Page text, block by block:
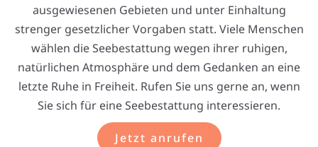
ausgewiesenen Gebieten und unter Einhaltung
strenger gesetzlicher Vorgaben statt. Viele Menschen
wählen die Seebestattung wegen ihrer ruhigen,
natürlichen Atmosphäre und dem Gedanken an eine
letzte Ruhe in Freiheit. Rufen Sie uns gerne an, wenn
Sie sich für eine Seebestattung interessieren.
Jetzt anrufen